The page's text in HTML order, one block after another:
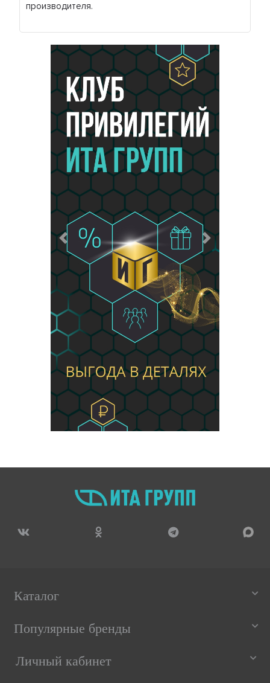
производителя.
Предыдущий Следующий
Каталог
Популярные бренды
Личный кабинет